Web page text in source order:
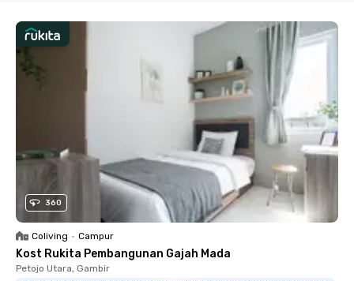
360
Coliving • Campur
Kost Rukita Pembangunan Gajah Mada
Petojo Utara, Gambir